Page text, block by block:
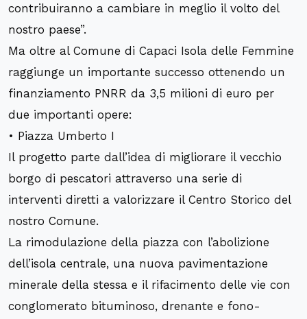
contribuiranno a cambiare in meglio il volto del
nostro paese”.
Ma oltre al Comune di Capaci Isola delle Femmine
raggiunge un importante successo ottenendo un
finanziamento PNRR da 3,5 milioni di euro per
due importanti opere:
• Piazza Umberto I
Il progetto parte dall’idea di migliorare il vecchio
borgo di pescatori attraverso una serie di
interventi diretti a valorizzare il Centro Storico del
nostro Comune.
La rimodulazione della piazza con l’abolizione
dell’isola centrale, una nuova pavimentazione
minerale della stessa e il rifacimento delle vie con
conglomerato bituminoso, drenante e fono-